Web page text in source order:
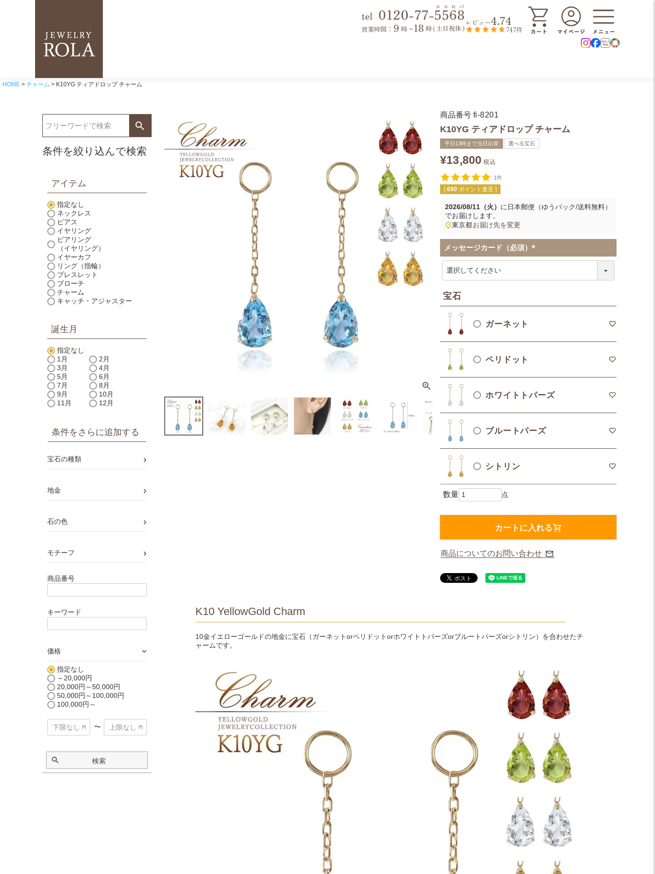
レビュー4.74
747件
HOME チャーム K10YG ティアドロップ チャーム
条件を絞り込んで検索
アイテム
指定なし
ネックレス
ピアス
イヤリング
ピアリング
（イヤリング）
イヤーカフ
リング（指輪）
ブレスレット
ブローチ
チャーム
キャッチ・アジャスター
誕生月
指定なし
1月
2月
3月
4月
5月
6月
7月
8月
9月
10月
11月
12月
条件をさらに追加する
宝石の種類 ›
地金 ›
石の色 ›
モチーフ ›
商品番号
キーワード
価格 ›
指定なし
～20,000円
20,000円～50,000円
50,000円～100,000円
100,000円～
〜
検索
商品番号 fi-8201
K10YG ティアドロップ チャーム
平日13時まで当日出荷 選べる宝石
¥13,800 税込
1件
[ 690 ポイント進呈 ]
2026/08/11（火） に 日本郵便（ゆうパック/送料無料）
でお届けします。
東京都お届け先を変更
メッセージカード（必須）
(
宝石
ガーネット
ペリドット
ホワイトトパーズ
ブルートパーズ
シトリン
カートに入れる
商品についてのお問い合わせ
K10 YellowGold Charm
10金イエローゴールドの地金に宝石（ガーネットorペリドットorホワイトトパーズorブルートパーズorシトリン）を合わせたチ
ャームです。